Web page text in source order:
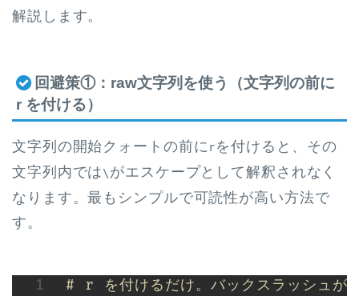
解説します。
回避策①：raw文字列を使う（文字列の前に
r を付ける）
文字列の開始クォートの前にrを付けると、その
文字列内では\ がエスケープとして解釈されなく
なります。最もシンプルで可読性が高い方法で
す。
# r を付けるだけ。バックスラッシュが